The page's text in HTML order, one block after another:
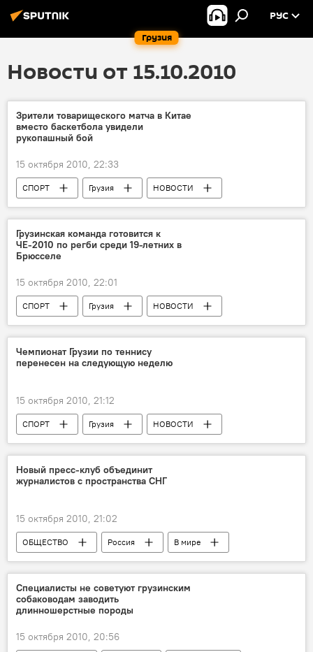
Грузия
РУС
Новости от 15.10.2010
Зрители товарищеского матча в Китае
вместо баскетбола увидели
рукопашный бой
15 октября 2010, 22:33
СПОРТ Грузия НОВОСТИ
Грузинская команда готовится к
ЧЕ-2010 по регби среди 19-летних в
Брюсселе
15 октября 2010, 22:01
СПОРТ Грузия
НОВОСТИ
Анонсы
Чемпионат Грузии по теннису
перенесен на следующую неделю
15 октября 2010, 21:12
СПОРТ Грузия
НОВОСТИ
Анонсы
Новый пресс-клуб объединит
журналистов с пространства СНГ
15 октября 2010, 21:02
ОБЩЕСТВО Россия
В мире
НОВОСТИ
Специалисты не советуют грузинским
собаководам заводить
длинношерстные породы
15 октября 2010, 20:56